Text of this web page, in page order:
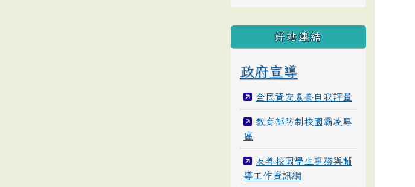
好站連結
政府宣導
全民資安素養自我評量
教育部防制校園霸凌專
區
友善校園學生事務與輔
導工作資訊網